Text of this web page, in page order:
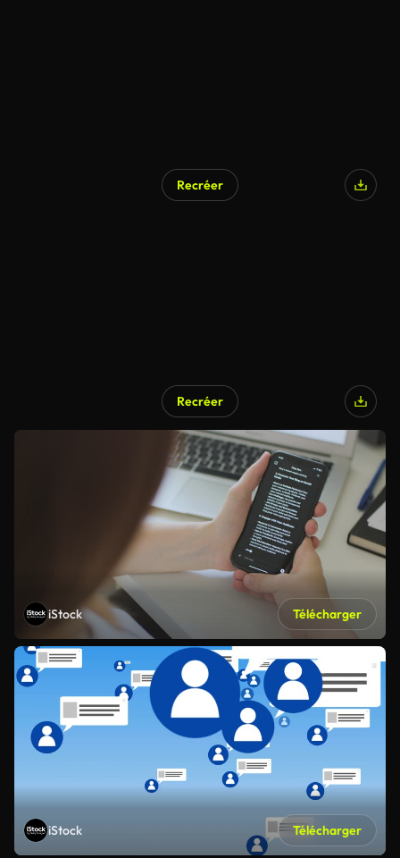
Recréer
Recréer
iStock Télécharger
iStock Télécharger